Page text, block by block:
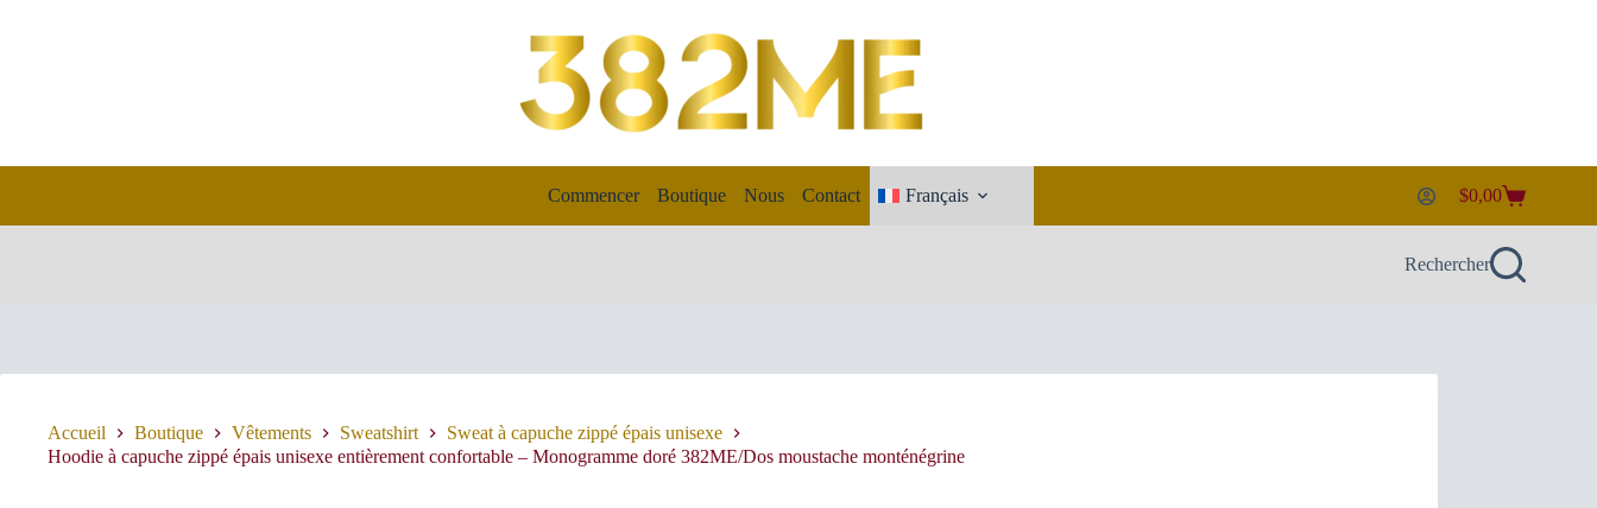
Commencer Boutique Nous Contact Français
Panier
d’achat
$0,00
Rechercher
Accueil Boutique Vêtements Sweatshirt
Sweat à capuche zippé épais unisexe
Hoodie à capuche zippé épais unisexe entièrement confortable – Monogramme doré 382ME/Dos moustache monténégrine